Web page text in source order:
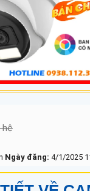
hệ
Ngày đăng: 4/1/2025